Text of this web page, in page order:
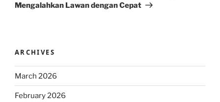
Mengalahkan Lawan dengan Cepat
ARCHIVES
March 2026
February 2026